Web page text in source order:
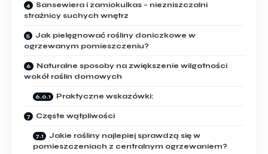
Sansewiera i zamiokulkas – niezniszczalni
strażnicy suchych wnętrz
Jak pielęgnować rośliny doniczkowe w
ogrzewanym pomieszczeniu?
Naturalne sposoby na zwiększenie wilgotności
wokół roślin domowych
Praktyczne​ wskazówki:
Częste wątpliwości
Jakie rośliny najlepiej sprawdzą się w
‍pomieszczeniach z centralnym ‍ogrzewaniem?